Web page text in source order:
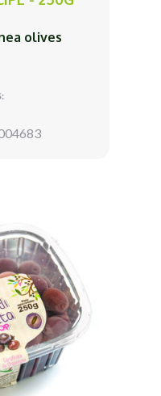
olives